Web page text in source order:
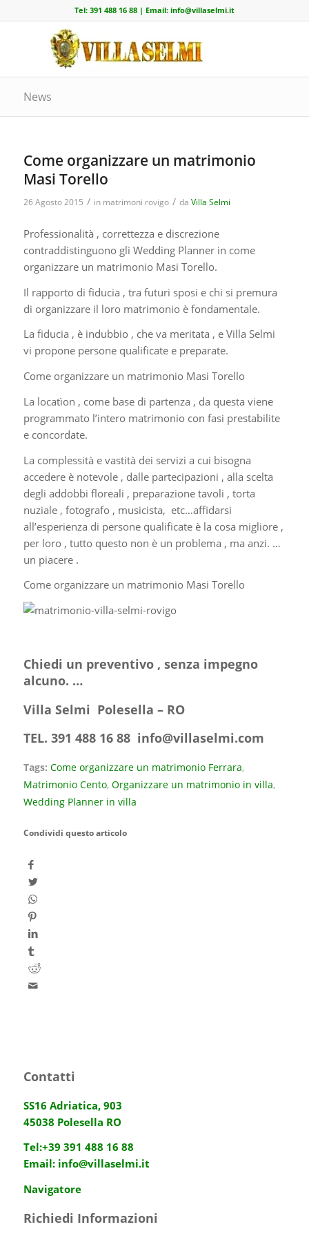
Tel: 391 488 16 88| Email: info@villaselmi.it
News
Come organizzare un matrimonio
Masi Torello
26 Agosto 2015 / in matrimoni rovigo / da Villa Selmi
Professionalità , correttezza e discrezione
contraddistinguono gli Wedding Planner in come
organizzare un matrimonio Masi Torello.
Il rapporto di fiducia , tra futuri sposi e chi si premura
di organizzare il loro matrimonio è fondamentale.
La fiducia , è indubbio , che va meritata , e Villa Selmi
vi propone persone qualificate e preparate.
Come organizzare un matrimonio Masi Torello
La locatìon , come base di partenza , da questa viene
programmato l’intero matrimonio con fasi prestabilite
e concordate.
La complessità e vastità dei servizi a cui bisogna
accedere è notevole , dalle partecipazioni , alla scelta
degli addobbi floreali , preparazione tavoli , torta
nuziale , fotografo , musicista, etc…affidarsi
all’esperienza di persone qualificate è la cosa migliore ,
per loro , tutto questo non è un problema , ma anzi. …
un piacere .
Come organizzare un matrimonio Masi Torello
Chiedi un preventivo , senza impegno
alcuno. …
Villa Selmi Polesella – RO
TEL. 391 488 16 88 info@villaselmi.com
Tags: Come organizzare un matrimonio Ferrara,
Matrimonio Cento, Organizzare un matrimonio in villa,
Wedding Planner in villa
Condividi questo articolo
Contatti
SS16 Adriatica, 903
45038 Polesella RO
Tel:+39 391 488 16 88
Email: info@villaselmi.it
Navigatore
Richiedi Informazioni